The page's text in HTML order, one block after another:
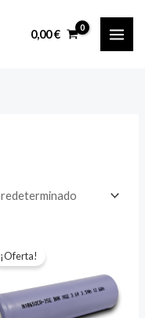
0,00€
¡Oferta!